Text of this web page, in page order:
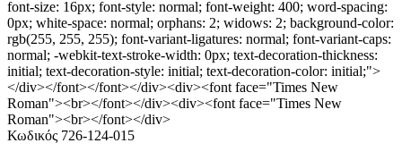
font-size: 16px; font-style: normal; font-weight: 400; word-spacing:
0px; white-space: normal; orphans: 2; widows: 2; background-color:
rgb(255, 255, 255); font-variant-ligatures: normal; font-variant-caps:
normal; -webkit-text-stroke-width: 0px; text-decoration-thickness:
initial; text-decoration-style: initial; text-decoration-color: initial;">
</div></font></font></div><div><font face="Times New
Roman"><br></font></div><div><font face="Times New
Roman"><br></font></div>
Κωδικός 726-124-015